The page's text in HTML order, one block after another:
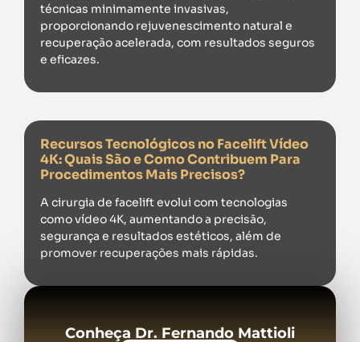
técnicas minimamente invasivas,
proporcionando rejuvenescimento natural e
recuperação acelerada, com resultados seguros
e eficazes.
Recursos Tecnológicos no Facelift Vídeo
4K: Quais São e Como Contribuem Para
Procedimentos Mais Precisos?
A cirurgia de facelift evolui com tecnologias
como vídeo 4K, aumentando a precisão,
segurança e resultados estéticos, além de
promover recuperações mais rápidas.
Conheça Dr. Fernando Mattioli